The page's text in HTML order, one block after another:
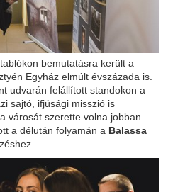
bemutatásra került a
Egyház elmúlt évszázada is.
udvarán felállított standokon a
sajtó, ifjúsági misszió is
városát szerette volna jobban
a délután folyamán a Balassa